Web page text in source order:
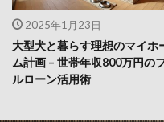
2025年1月23日
大型犬と暮らす理想のマイホ
ム計画 – 世帯年収800万円の
ルローン活用術